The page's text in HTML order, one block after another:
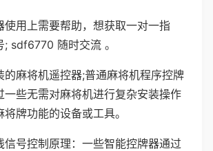
使用上需要帮助，想获取一对一指
; sdf6770 随时交流 。
的麻将机遥控器;普通麻将机程序控牌
一些无需对麻将机进行复杂安装操作
牌功能的设备或工具。
信号控制原理：一些智能控牌器通过